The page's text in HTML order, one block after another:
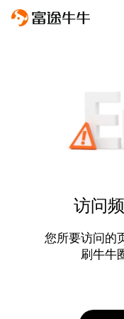
访问
您所要访问的
刷牛牛